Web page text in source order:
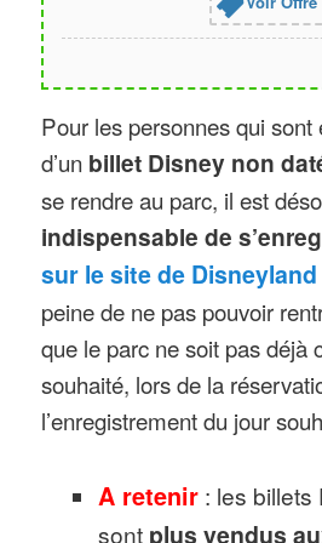
Pour les personnes qui sont
d’un billet Disney non
se rendre au parc, il est
indispensable de
sur le site de
peine de ne pas pouvoir
que le parc ne soit pas déjà
souhaité, lors de la
l’enregistrement du jour
A retenir: les billets
sontplus vendus